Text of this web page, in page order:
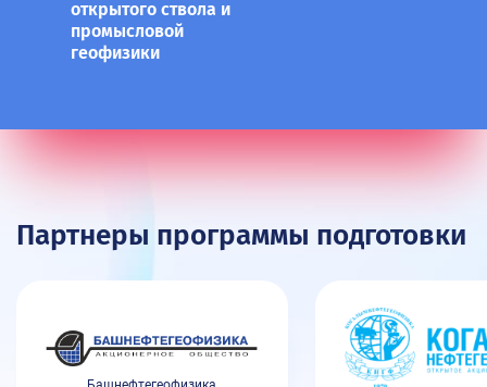
открытого ствола и
промысловой
геофизики
Партнеры программы подготовки